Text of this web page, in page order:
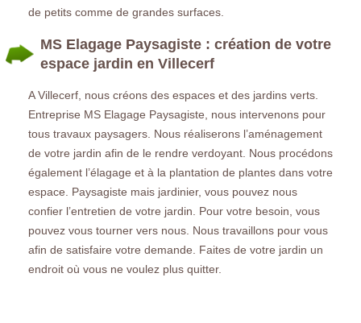
de petits comme de grandes surfaces.
MS Elagage Paysagiste : création de votre
espace jardin en Villecerf
A Villecerf, nous créons des espaces et des jardins verts.
Entreprise MS Elagage Paysagiste, nous intervenons pour
tous travaux paysagers. Nous réaliserons l’aménagement
de votre jardin afin de le rendre verdoyant. Nous procédons
également l’élagage et à la plantation de plantes dans votre
espace. Paysagiste mais jardinier, vous pouvez nous
confier l’entretien de votre jardin. Pour votre besoin, vous
pouvez vous tourner vers nous. Nous travaillons pour vous
afin de satisfaire votre demande. Faites de votre jardin un
endroit où vous ne voulez plus quitter.